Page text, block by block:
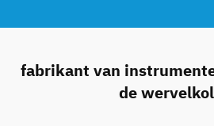
fabrikant van
de